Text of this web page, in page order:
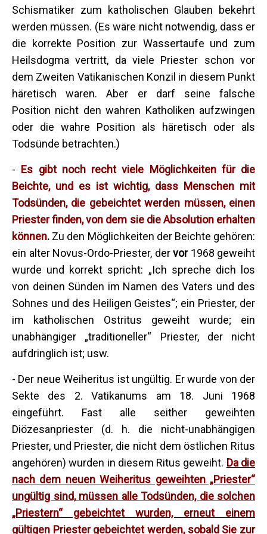
Schismatiker zum katholischen Glauben bekehrt
werden müssen. (Es wäre nicht notwendig, dass er
die korrekte Position zur Wassertaufe und zum
Heilsdogma vertritt, da viele Priester schon vor
dem Zweiten Vatikanischen Konzil in diesem Punkt
häretisch waren. Aber er darf seine falsche
Position nicht den wahren Katholiken aufzwingen
oder die wahre Position als häretisch oder als
Todsünde betrachten.)
- Es gibt noch recht viele Möglichkeiten für die
Beichte, und es ist wichtig, dass Menschen mit
Todsünden, die gebeichtet werden müssen, einen
Priester finden, von dem sie die Absolution erhalten
können. Zu den Möglichkeiten der Beichte gehören:
ein alter Novus-Ordo-Priester, dervor1968 geweiht
wurde und korrekt spricht: „Ich spreche dich los
von deinen Sünden im Namen des Vaters und des
Sohnes und des Heiligen Geistes“; ein Priester, der
im katholischen Ostritus geweiht wurde; ein
unabhängiger „traditioneller“ Priester, der nicht
aufdringlich ist; usw.
- Der neue Weiheritus ist ungültig. Er wurde von der
Sekte des 2. Vatikanums am 18. Juni 1968
eingeführt. Fast alle seither geweihten
Diözesanpriester (d. h. die nicht-unabhängigen
Priester, und Priester, die nicht dem östlichen Ritus
angehören) wurden in diesem Ritus geweiht. Da die
nach dem neuen Weiheritus geweihten „Priester“
ungültig sind, müssen alle Todsünden, die solchen
„Priestern“ gebeichtet wurden, erneut einem
gültigen Priester gebeichtet werden, sobald Sie zur